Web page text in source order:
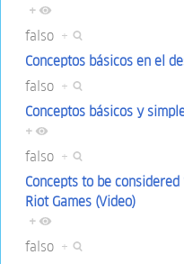
+
falso +
Conceptos básicos en el
falso +
Conceptos básicos y
+
falso +
Concepts to be
Riot Games (Video)
+
falso +